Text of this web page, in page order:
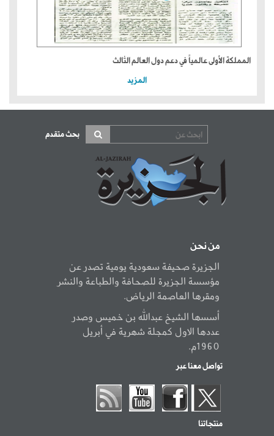
المملكة الأولى عالمياً في دعم دول العالم الثالث
المزيد
بحث متقدم
من نحن
الجزيرة صحيفة سعودية يومية تصدر عن
مؤسسة الجزيرة للصحافة والطباعة والنشر
ومقرها العاصمة الرياض.
أسسها الشيخ عبدالله بن خميس وصدر
عددها الاول كمجلة شهرية في أبريل
1960م.
تواصل معنا عبر
منتجاتنا